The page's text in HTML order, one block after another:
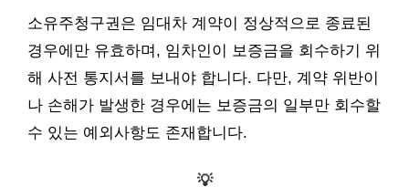
소유주청구권은 임대차 계약이 정상적으로 종료된
경우에만 유효하며, 임차인이 보증금을 회수하기 위
해 사전 통지서를 보내야 합니다. 다만, 계약 위반이
나 손해가 발생한 경우에는 보증금의 일부만 회수할
수 있는 예외사항도 존재합니다.
💡